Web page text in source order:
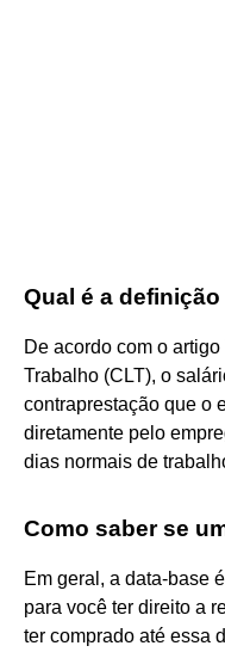
Qual é a
De acordo com o
Trabalho (CLT), o
contraprestação que o
diretamente pelo
dias normais de
Como saber se
Em geral, a data-base
para você ter direito a
ter comprado até essa